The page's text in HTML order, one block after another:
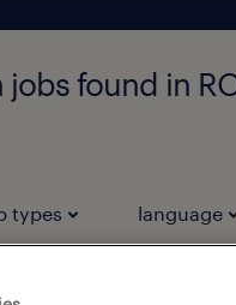
found in
types language